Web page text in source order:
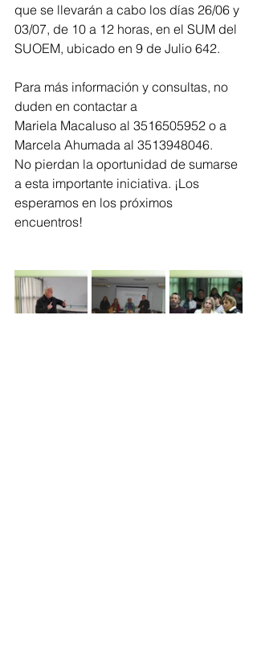
que se llevarán a cabo los días 26/06 y
03/07, de 10 a 12 horas, en el SUM del
SUOEM, ubicado en 9 de Julio 642.
Para más información y consultas, no
duden en contactar a
Mariela Macaluso al 3516505952 o a
Marcela Ahumada al 3513948046.
No pierdan la oportunidad de sumarse
a esta importante iniciativa. ¡Los
esperamos en los próximos
encuentros!